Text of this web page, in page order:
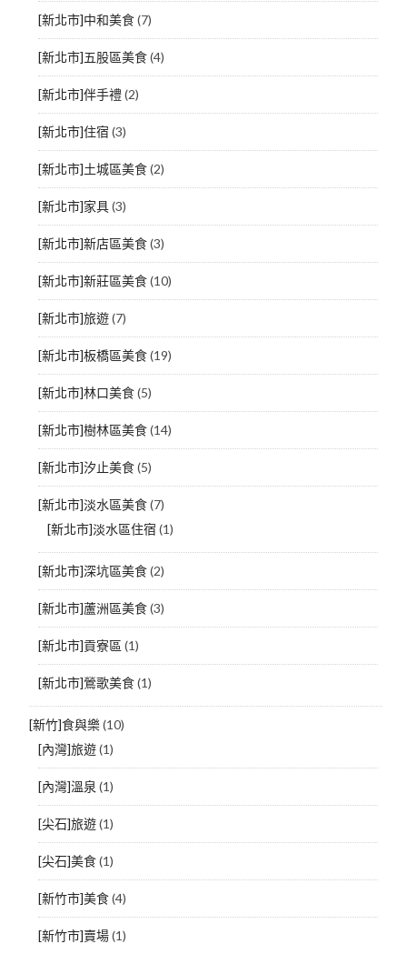
[新北市]中和美食(7)
[新北市]五股區美食(4)
[新北市]伴手禮(2)
[新北市]住宿 (3)
[新北市]土城區美食(2)
[新北市]家具(3)
[新北市]新店區美食(3)
[新北市]新莊區美食(10)
[新北市]旅遊(7)
[新北市]板橋區美食(19)
[新北市]林口美食(5)
[新北市]樹林區美食(14)
[新北市]汐止美食(5)
[新北市]淡水區美食(7)
[新北市]淡水區住宿 (1)
[新北市]深坑區美食(2)
[新北市]蘆洲區美食(3)
[新北市]貢寮區 (1)
[新北市]鶯歌美食(1)
[新竹]食與樂(10)
[內灣]旅遊(1)
[內灣]溫泉 (1)
[尖石]旅遊(1)
[尖石]美食(1)
[新竹市]美食(4)
[新竹市]賣場(1)